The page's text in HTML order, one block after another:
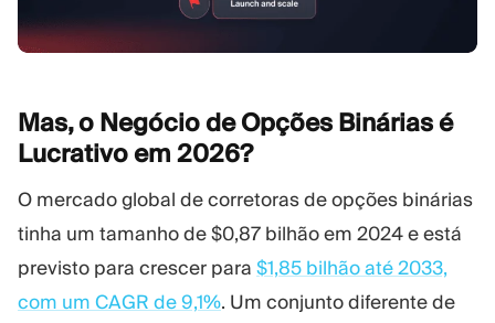
Mas, o Negócio de Opções Binárias é
Lucrativo em 2026?
O mercado global de corretoras de opções binárias
tinha um tamanho de $0,87 bilhão em 2024 e está
previsto para crescer para $1,85 bilhão até 2033,
com um CAGR de 9,1%. Um conjunto diferente de